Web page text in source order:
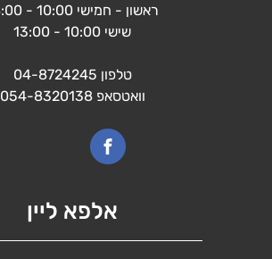
אלפא ליין
ראשון - חמישי 10:00 - 18:00
שישי 10:00 - 13:00
טלפון 04-8724245
וואטסאפ054-8320138